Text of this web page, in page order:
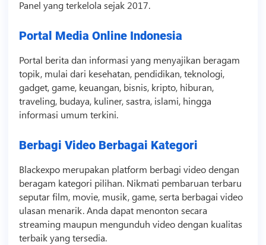
Panel yang terkelola sejak 2017.
Portal Media Online Indonesia
Portal berita dan informasi yang menyajikan beragam
topik, mulai dari kesehatan, pendidikan,teknologi,
gadget, game, keuangan, bisnis, kripto, hiburan,
traveling, budaya, kuliner, sastra, islami, hingga
informasi umum terkini.
Berbagi Video Berbagai Kategori
Blackexpo merupakan platform berbagi videodengan
beragam kategori pilihan. Nikmati pembaruan terbaru
seputar film, movie, musik, game, serta berbagai video
ulasan menarik. Anda dapat menonton secara
streaming maupun mengunduh videodengan kualitas
terbaik yang tersedia.